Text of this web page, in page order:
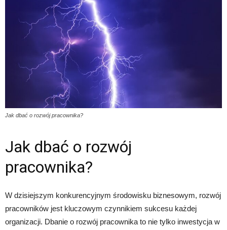
Jak dbać o rozwój pracownika?
Jak dbać o rozwój
pracownika?
W dzisiejszym konkurencyjnym środowisku biznesowym, rozwój
pracowników jest kluczowym czynnikiem sukcesu każdej
organizacji. Dbanie o rozwój pracownika to nie tylko inwestycja w